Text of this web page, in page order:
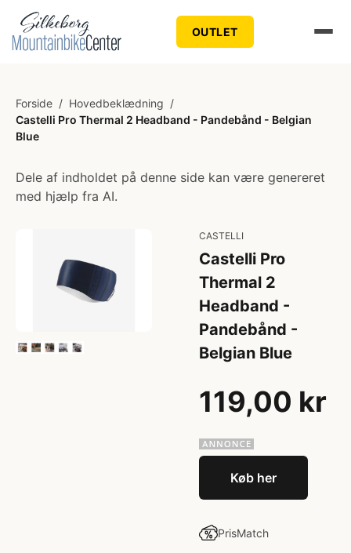
OUTLET
Forside / Hovedbeklædning /
Castelli Pro Thermal 2 Headband - Pandebånd - Belgian
Blue
Dele af indholdet på denne side kan være genereret
med hjælp fra AI.
CASTELLI
Castelli Pro
Thermal 2
Headband -
Pandebånd -
Belgian Blue
119,00 kr
Køb her
PrisMatch